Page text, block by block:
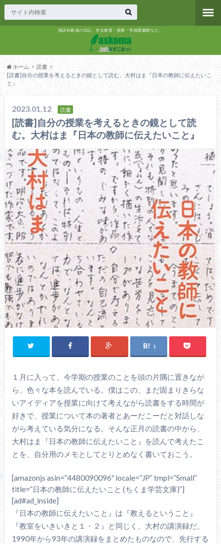
国語科教員の日記。作文教育・授業・学校図書館など。
ホーム
読書
[読書]自分の授業を考えるときの鏡として読む。大村はま『日本の教師に伝えたいこ
と』
2023.01.12 読書
[読書]自分の授業を考えるときの鏡として読
む。大村はま『日本の教師に伝えたいこと』
1
１月に入って、今学期の授業のことを頭の片隅に置きなが
ら、色々な本を読んでいる。僕はこの、まだ固まりきらな
いアイディアを授業に向けて考えながら読書をする時間が
好きで、授業について本の著者とあーだこーだと対話しな
がら考えている気分になる。そんな正月の読書の中から、
大村はま『日本の教師に伝えたいこと』を読んで考えたこ
とを、自分用のメモとしてとりとめなく書いておこう。
[amazonjs asin=”4480090096″ locale=”JP” tmpl=”Small”
title=”日本の教師に伝えたいこと (ちくま学芸文庫)”]
[ad#ad_inside]
『日本の教師に伝えたいこと』は『教えるということ』
『教室をいきいきと１・２』と同じく、大村の講演録だ。
1990年から93年の講演録をまとめたものなので、先行する